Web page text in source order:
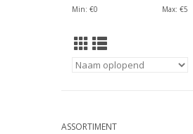
Min: €0 Max: €5
ASSORTIMENT